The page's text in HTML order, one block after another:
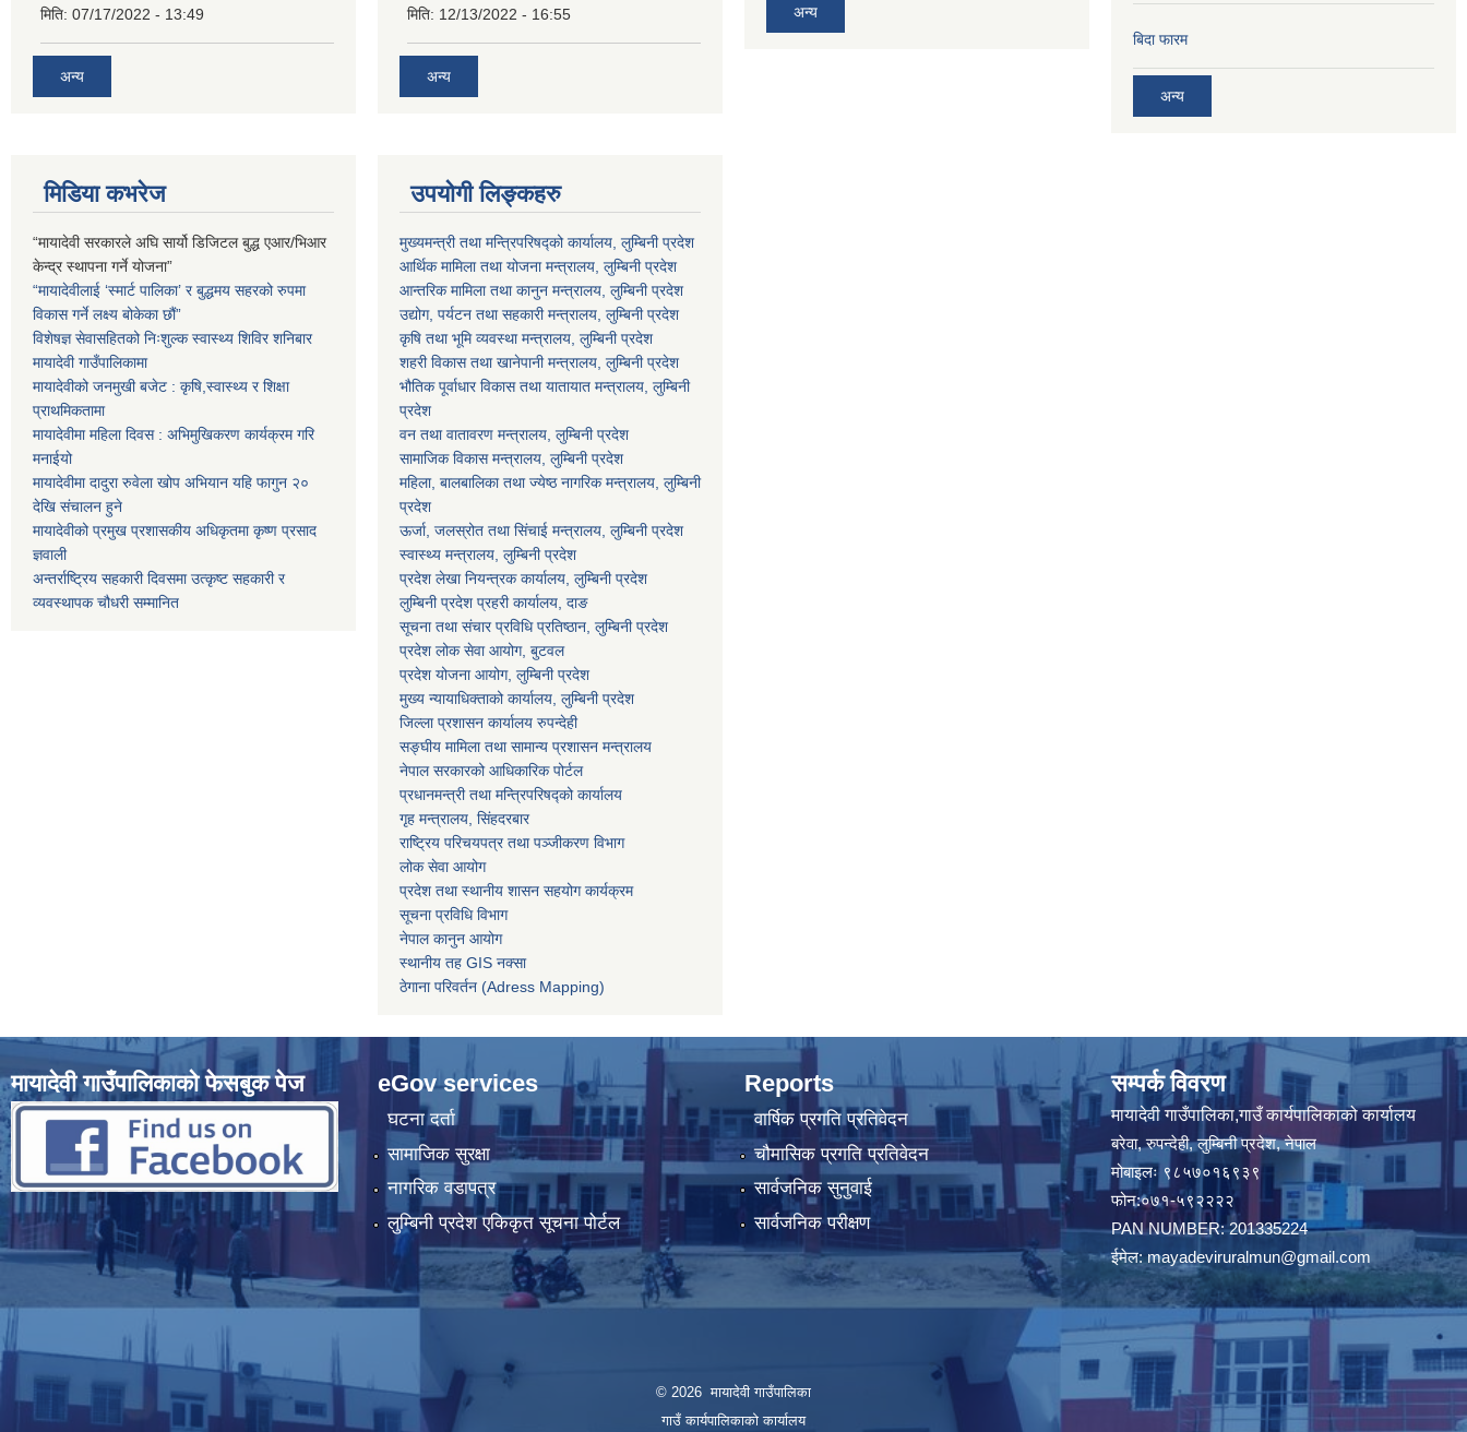
मिति: 07/17/2022 - 13:49
अन्य
मिति: 12/13/2022 - 16:55
अन्य
अन्य
बिदा फारम
अन्य
मिडिया कभरेज
“मायादेवी सरकारले अघि सार्यो डिजिटल बुद्ध एआर/भिआर
केन्द्र स्थापना गर्ने योजना”
“मायादेवीलाई ‘स्मार्ट पालिका’ र बुद्धमय सहरको रुपमा
विकास गर्ने लक्ष्य बोकेका छौं”
विशेषज्ञ सेवासहितको निःशुल्क स्वास्थ्य शिविर शनिबार
मायादेवी गाउँपालिकामा
मायादेवीको जनमुखी बजेट : कृषि,स्वास्थ्य र शिक्षा
प्राथमिकतामा
मायादेवीमा महिला दिवस : अभिमुखिकरण कार्यक्रम गरि
मनाईयो
मायादेवीमा दादुरा रुवेला खोप अभियान यहि फागुन २०
देखि संचालन हुने
मायादेवीको प्रमुख प्रशासकीय अधिकृतमा कृष्ण प्रसाद
ज्ञवाली
अन्तर्राष्ट्रिय सहकारी दिवसमा उत्कृष्ट सहकारी र
व्यवस्थापक चौधरी सम्मानित
उपयोगी लिङ्कहरु
मुख्यमन्त्री तथा मन्त्रिपरिषद्को कार्यालय, लुम्बिनी प्रदेश
आर्थिक मामिला तथा योजना मन्त्रालय, लुम्बिनी प्रदेश
आन्तरिक मामिला तथा कानुन मन्त्रालय, लुम्बिनी प्रदेश
उद्योग, पर्यटन तथा सहकारी मन्त्रालय, लुम्बिनी प्रदेश
कृषि तथा भूमि व्यवस्था मन्त्रालय, लुम्बिनी प्रदेश
शहरी विकास तथा खानेपानी मन्त्रालय, लुम्बिनी प्रदेश
भौतिक पूर्वाधार विकास तथा यातायात मन्त्रालय, लुम्बिनी
प्रदेश
वन तथा वातावरण मन्त्रालय, लुम्बिनी प्रदेश
सामाजिक विकास मन्त्रालय, लुम्बिनी प्रदेश
महिला, बालबालिका तथा ज्येष्ठ नागरिक मन्त्रालय, लुम्बिनी
प्रदेश
ऊर्जा, जलस्रोत तथा सिंचाई मन्त्रालय, लुम्बिनी प्रदेश
स्वास्थ्य मन्त्रालय, लुम्बिनी प्रदेश
प्रदेश लेखा नियन्त्रक कार्यालय, लुम्बिनी प्रदेश
लुम्बिनी प्रदेश प्रहरी कार्यालय, दाङ
सूचना तथा संचार प्रविधि प्रतिष्ठान, लुम्बिनी प्रदेश
प्रदेश लोक सेवा आयोग, बुटवल
प्रदेश योजना आयोग, लुम्बिनी प्रदेश
मुख्य न्यायाधिक्ताको कार्यालय, लुम्बिनी प्रदेश
जिल्ला प्रशासन कार्यालय रुपन्देही
सङ्घीय मामिला तथा सामान्य प्रशासन मन्त्रालय
नेपाल सरकारको आधिकारिक पोर्टल
प्रधानमन्त्री तथा मन्त्रिपरिषद्को कार्यालय
गृह मन्त्रालय, सिंहदरबार
राष्ट्रिय परिचयपत्र तथा पञ्जीकरण विभाग
लोक सेवा आयोग
प्रदेश तथा स्थानीय शासन सहयोग कार्यक्रम
सूचना प्रविधि विभाग
नेपाल कानुन आयोग
स्थानीय तह GIS नक्सा
ठेगाना परिवर्तन (Adress Mapping)
मायादेवी गाउँपालिकाको फेसबुक पेज eGov services
घटना दर्ता
सामाजिक सुरक्षा
नागरिक वडापत्र
लुम्बिनी प्रदेश एकिकृत सूचना पोर्टल
Reports
वार्षिक प्रगति प्रतिवेदन
चौमासिक प्रगति प्रतिवेदन
सार्वजनिक सुनुवाई
सार्वजनिक परीक्षण
सम्पर्क विवरण
मायादेवी गाउँपालिका,गाउँ कार्यपालिकाको कार्यालय
बरेवा, रुपन्देही, लुम्बिनी प्रदेश, नेपाल
मोबाइलः ९८५७०१६९३९
फोन:०७१-५९२२२२
PAN NUMBER: 201335224
ईमेल: mayadeviruralmun@gmail.com
© 2026 मायादेवी गाउँपालिका
गाउँ कार्यपालिकाको कार्यालय